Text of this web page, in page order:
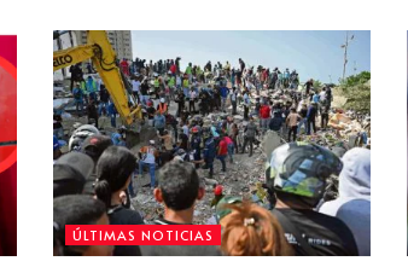
ÚLTIMAS NOTICIAS